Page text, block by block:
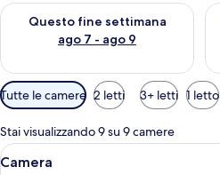
Questo fine settimana
ago 7 - ago 9
Verifica la disponibilità per
Filtri
disponibili
per
le
camere
Tutte le camere 2 letti 3+ letti 1 letto
Stai visualizzando 9 su 9 camere
Apri
1
Camera